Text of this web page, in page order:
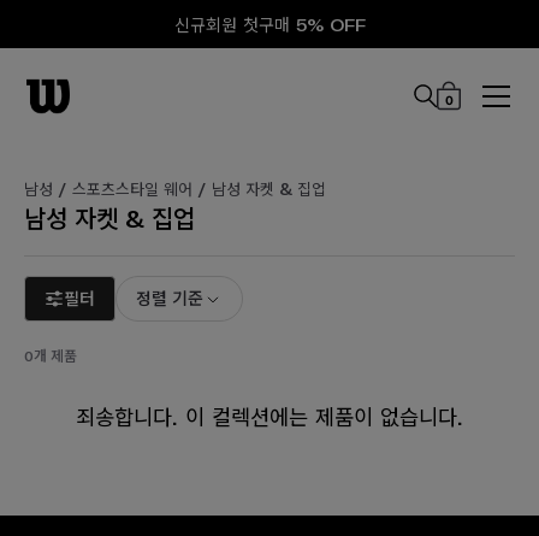
신규회원 첫구매 5% OFF
0
남성 / 스포츠스타일 웨어 / 남성 자켓 & 집업
남성 자켓 & 집업
필터 정렬 기준
0개 제품
죄송합니다. 이 컬렉션에는 제품이 없습니다.